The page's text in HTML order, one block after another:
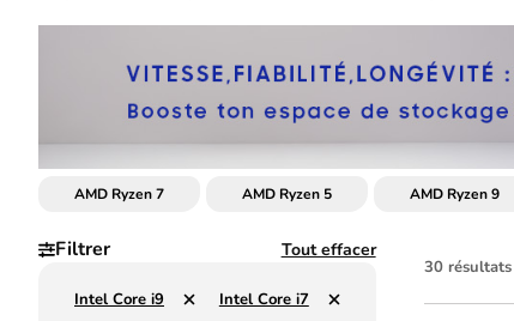
AMD Ryzen 7 AMD Ryzen 5 AMD Ryzen 9
Filtrer Tout effacer
Intel Core i9 Intel Core i7
30